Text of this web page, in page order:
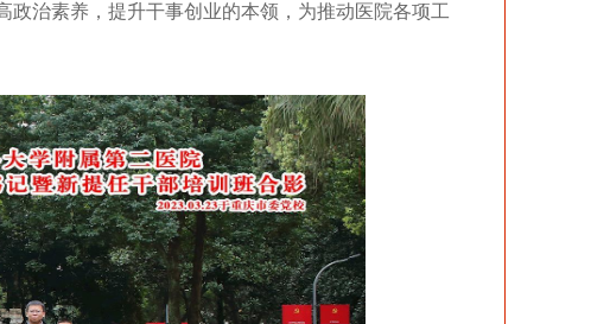
治素养，提升干事创业的本领，为推动医院各项工